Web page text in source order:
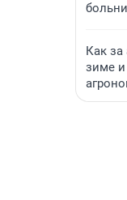
Как за
зиме и